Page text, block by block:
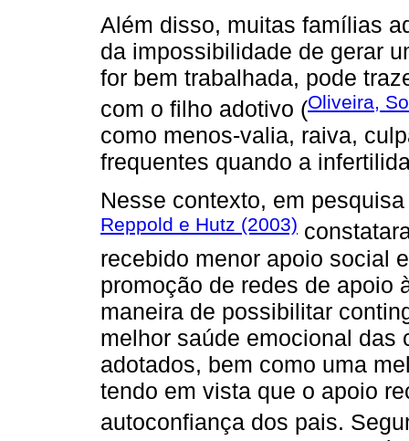
Além disso, muitas famílias
da impossibilidade de gerar
for bem trabalhada, pode
com o filho adotivo (Oliveira,
como menos-valia, raiva,
frequentes quando a
Nesse contexto, em
Reppold e Hutz (2003)
recebido menor apoio social
promoção de redes de apoio
maneira de possibilitar
melhor saúde emocional das
adotados, bem como uma
tendo em vista que o apoio
autoconfiança dos pais.